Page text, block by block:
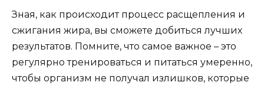
Зная, как происходит процесс расщепления и
сжигания жира, вы сможете добиться лучших
результатов. Помните, что самое важное – это
регулярно тренироваться и питаться умеренно,
чтобы организм не получал излишков, которые